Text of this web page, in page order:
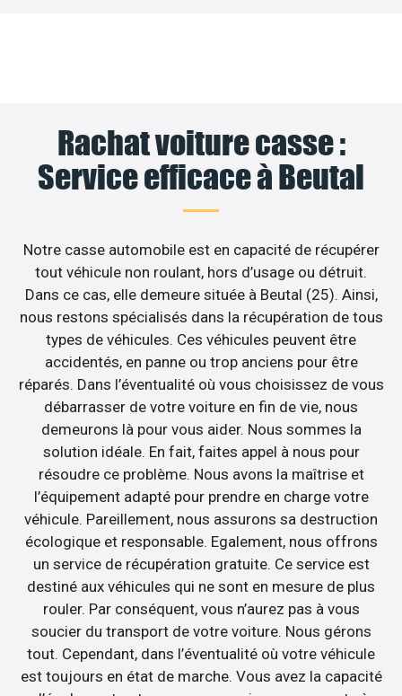
Rachat voiture casse :
Service efficace à Beutal
Notre casse automobile est en capacité de récupérer
tout véhicule non roulant, hors d’usage ou détruit.
Dans ce cas, elle demeure située à Beutal (25). Ainsi,
nous restons spécialisés dans la récupération de tous
types de véhicules. Ces véhicules peuvent être
accidentés, en panne ou trop anciens pour être
réparés. Dans l’éventualité où vous choisissez de vous
débarrasser de votre voiture en fin de vie, nous
demeurons là pour vous aider. Nous sommes la
solution idéale. En fait, faites appel à nous pour
résoudre ce problème. Nous avons la maîtrise et
l’équipement adapté pour prendre en charge votre
véhicule. Pareillement, nous assurons sa destruction
écologique et responsable. Egalement, nous offrons
un service de récupération gratuite. Ce service est
destiné aux véhicules qui ne sont en mesure de plus
rouler. Par conséquent, vous n’aurez pas à vous
soucier du transport de votre voiture. Nous gérons
tout. Cependant, dans l’éventualité où votre véhicule
est toujours en état de marche. Vous avez la capacité